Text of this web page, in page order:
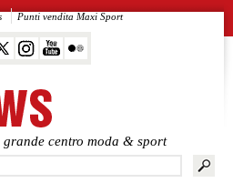
centro moda & sport
Punti vendita Maxi Sport